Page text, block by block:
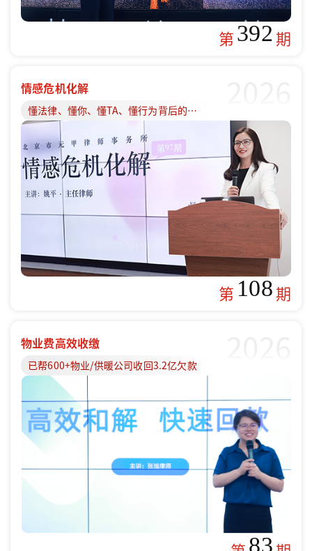
第392期
情感危机化解
懂法律、懂你、懂TA、懂行为背后的原因
第 108期
物业费高效收缴
已帮600+物业/供暖公司收回3.2亿欠款
83